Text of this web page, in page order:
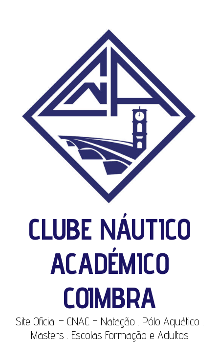
CLUBE NÁUTICO
ACADÉMICO
COIMBRA
Site Oficial – CNAC – Natação . Pólo Aquático .
Masters . Escolas Formação e Adultos